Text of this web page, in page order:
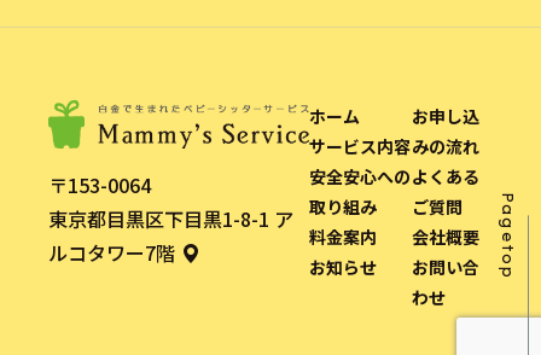
〒153-0064
東京都目黒区下目黒1-8-1 ア
ルコタワー7階
ホーム
サービス内容
安全安心への
取り組み
料金案内
お知らせ
お申し込
みの流れ
よくある
ご質問
会社概要
お問い合
わせ
Pagetop